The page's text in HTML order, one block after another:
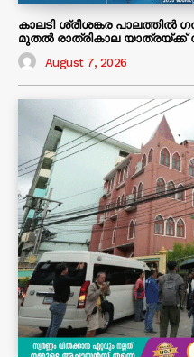
കാലടി ശ്രീശങ്കര പാലത്തിൽ
മുതൽ രാത്രികാല യാത്രയ്ക്ക്
August 7, 2026